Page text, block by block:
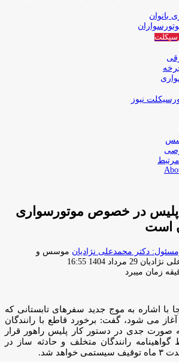
بانوان
نیوز
در خصوص موتورسواری
است
موسس و
نژادیان ارسال
ایمیل
29 مرداد 1404 16:55
با اشاره به موج جدید سفرهای تابستانی که
می شود، گفت: برخورد قاطع با رانندگان
صورت جدی در دستور کار پلیس راهور قرار
گواهینامه رانندگان متخلف و حادثه ساز در
شد.